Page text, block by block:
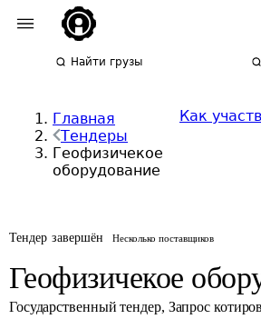
Найти грузы
Главная
Тендеры
Геофизичекое
оборудование
Как
Тендер завершён Несколько поставщиков
Геофизичекое
Государственный тендер, Запрос